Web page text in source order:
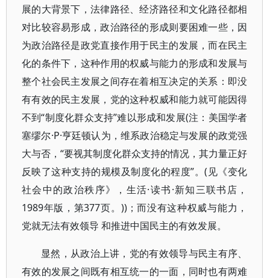
展的大背景下，法律路径、经济路径和文化路径都相
对比较容易形成，政治路径的形成则要困难一些，因
为政治路径是政党直接作用于民主的发展，而在民主
化的条件下，这种作用的权威与能力的形成和发展与
整个社会民主发展之间存在着相互决定的关系：即没
有有效的民主发展，党的这种权威和能力就可能因得
不到“制度化群众支持”难以形成和发展(注：美国学者
塞缪尔·P·亨廷顿认为，维系政治稳定与发展的政党强
大与否，“要视其制度化群众支持的情况，其力量正好
反映了这种支持的规模及制度化的程度”。(见《变化
社会中的政治秩序》，生活·读书·新知三联书店，
1989年版，第377页。))；而没有这种权威与能力，
党就无法有效领导 和推进中国民主的有效发展。
显然，从政治上讲，党的有效领导与民主有序、
有效的发展之间既有相互统一的一面，同时也有两难